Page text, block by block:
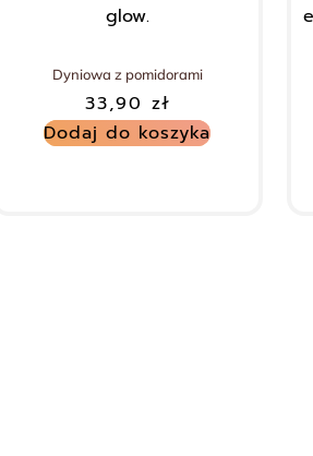
Dyniowa z pomidorami
33,90 zł
Dodaj do koszyka